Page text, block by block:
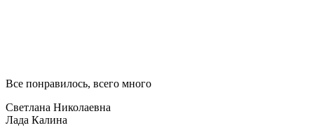
Все понравилось, всего много
Светлана Николаевна
Лада Калина